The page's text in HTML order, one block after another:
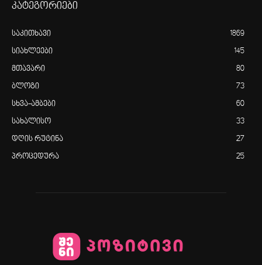
კატეგორიები
საკითხავი 1869
სიახლეები 145
მთავარი 80
ბლოგი 73
სხვა-ამბები 60
სახალისო 33
დღის რუტინა 27
პროცედურა 25